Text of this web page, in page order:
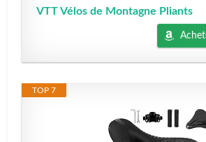
VTT Vélos de Montagne Pliants
TOP 7